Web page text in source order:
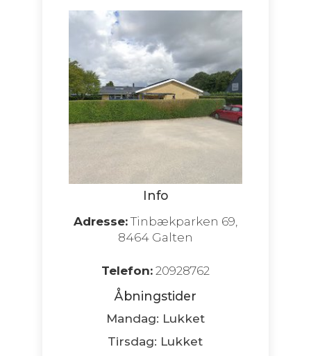
Info
Adresse:Tinbækparken 69,
8464 Galten
Telefon:20928762
Åbningstider
Mandag: Lukket
Tirsdag: Lukket